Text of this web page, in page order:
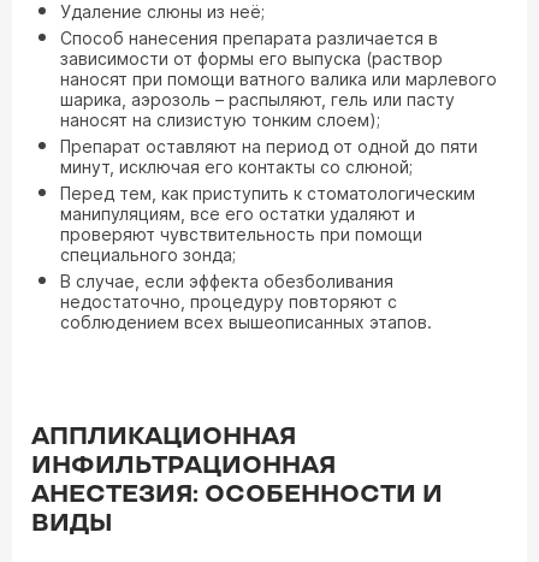
Удаление слюны из неё;
Способ нанесения препарата различается в
зависимости от формы его выпуска (раствор
наносят при помощи ватного валика или марлевого
шарика, аэрозоль – распыляют, гель или пасту
наносят на слизистую тонким слоем);
Препарат оставляют на период от одной до пяти
минут, исключая его контакты со слюной;
Перед тем, как приступить к стоматологическим
манипуляциям, все его остатки удаляют и
проверяют чувствительность при помощи
специального зонда;
В случае, если эффекта обезболивания
недостаточно, процедуру повторяют с
соблюдением всех вышеописанных этапов.
АППЛИКАЦИОННАЯ
ИНФИЛЬТРАЦИОННАЯ
АНЕСТЕЗИЯ: ОСОБЕННОСТИ И
ВИДЫ